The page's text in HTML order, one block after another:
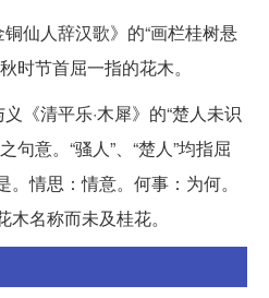
仙人辞汉歌》的“画栏桂树悬
时节首屈一指的花木。
《清平乐·木犀》的“楚人未识
句意。“骚人”、“楚人”均指屈
情思：情意。何事：为何。
名称而未及桂花。